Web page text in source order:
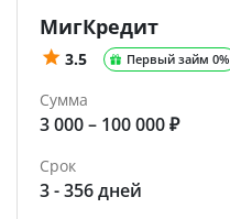
МигКредит
3.5 Первый займ 0%
Сумма
3 000 – 100 000 ₽
Срок
3 - 356 дней